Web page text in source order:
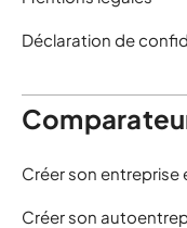
Déclaration de
Créer son entreprise
Créer son